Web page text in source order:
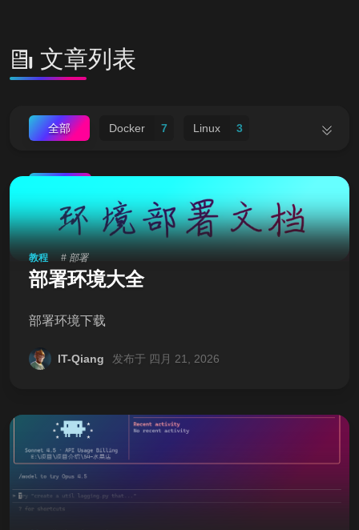
ng.oss-cn-shenzhen.aliyuncs.com/file/aurora/
文章列表
全部 Docker 7 Linux 3
对象存储
Swagger 1 Spring 2
SpringCloud
RabbitMQ 教程 2 AI
教程 # 部署
部署环境大全
部署环境下载
IT-Qiang 发布于 四月 21, 2026